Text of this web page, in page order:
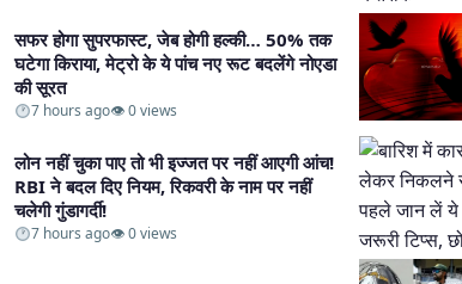
सफर होगा सुपरफास्ट, जेब होगी हल्की… 50% तक
घटेगा किराया, मेट्रो के ये पांच नए रूट बदलेंगे नोएडा
की सूरत​
7 hours ago👁 0 views
लोन नहीं चुका पाए तो भी इज्जत पर नहीं आएगी आंच!
RBI ने बदल दिए नियम, रिकवरी के नाम पर नहीं
चलेगी गुंडागर्दी!​
7 hours ago👁 0 views